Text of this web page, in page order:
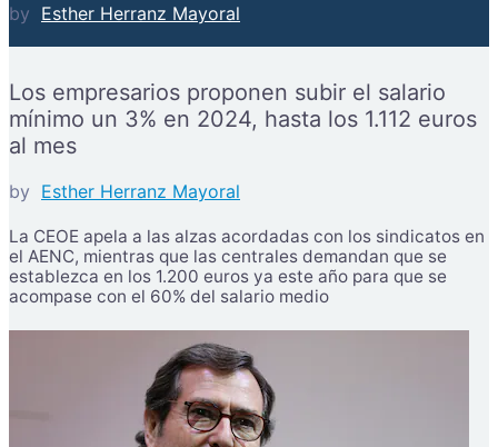
by Esther Herranz Mayoral
Los empresarios proponen subir el salario
mínimo un 3% en 2024, hasta los 1.112 euros
al mes
by Esther Herranz Mayoral
La CEOE apela a las alzas acordadas con los sindicatos en
el AENC, mientras que las centrales demandan que se
establezca en los 1.200 euros ya este año para que se
acompase con el 60% del salario medio